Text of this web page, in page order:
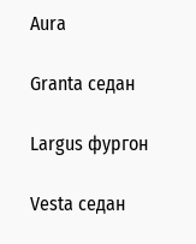
Aura
Granta седан
Largus фургон
Vesta седан